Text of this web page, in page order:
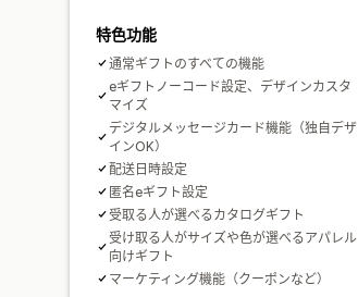
特色功能
通常ギフトのすべての機能
eギフトノーコード設定、デザインカスタ
マイズ
デジタルメッセージカード機能（独自デザ
インOK）
配送日時設定
匿名eギフト設定
受取る人が選べるカタログギフト
受け取る人がサイズや色が選べるアパレル
向けギフト
マーケティング機能（クーポンなど）